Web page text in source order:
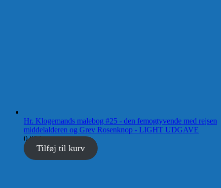
Hr. Klogemands malebog #25 - den femogtyvende med rejsen
middelalderen og Grev Rosenknop - LIGHT UDGAVE
0,00kr.
Tilføj til kurv